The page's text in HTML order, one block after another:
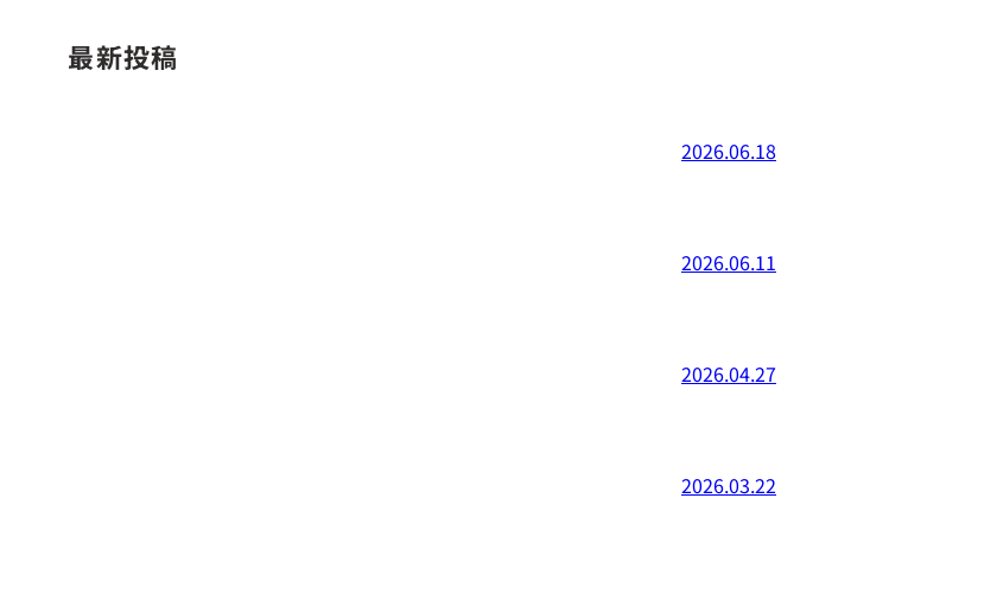
最新投稿
2026.06.18
2026.06.11
2026.04.27
2026.03.22